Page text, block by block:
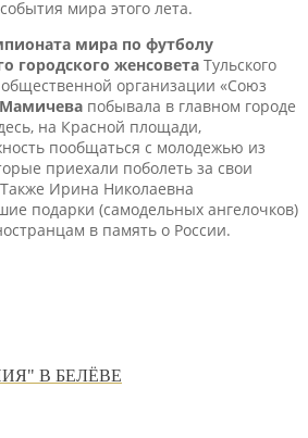
мира этого лета.
мира по футболу
городского женсовета Тульского
организации «Союз
побывала в главном городе
на Красной площади,
пообщаться с молодежью из
приехали поболеть за свои
Ирина Николаевна
подарки (самодельных ангелочков)
в память о России.
В БЕЛЁВЕ